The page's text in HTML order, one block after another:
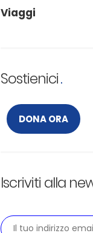
Viaggi
Sostienici
DONA ORA
Iscriviti alla